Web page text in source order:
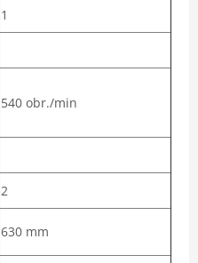
1
540 obr./min
2
630 mm